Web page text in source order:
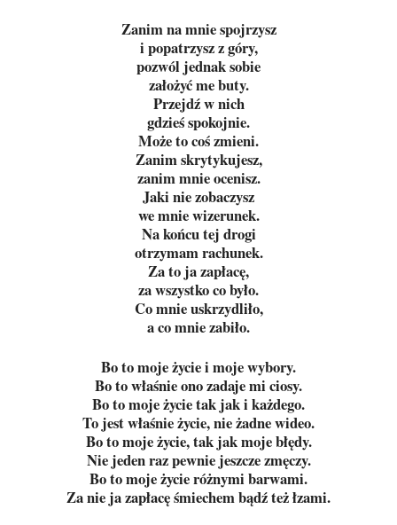
Zanim na mnie spojrzysz
i popatrzysz z góry,
pozwól jednak sobie
założyć me buty.
Przejdź w nich
gdzieś spokojnie.
Może to coś zmieni.
Zanim skrytykujesz,
zanim mnie ocenisz.
Jaki nie zobaczysz
we mnie wizerunek.
Na końcu tej drogi
otrzymam rachunek.
Za to ja zapłacę,
za wszystko co było.
Co mnie uskrzydliło,
a co mnie zabiło.
Bo to moje życie i moje wybory.
Bo to właśnie ono zadaje mi ciosy.
Bo to moje życie tak jak i każdego.
To jest właśnie życie, nie żadne wideo.
Bo to moje życie, tak jak moje błędy.
Nie jeden raz pewnie jeszcze zmęczy.
Bo to moje życie różnymi barwami.
Za nie ja zapłacę śmiechem bądź też łzami.